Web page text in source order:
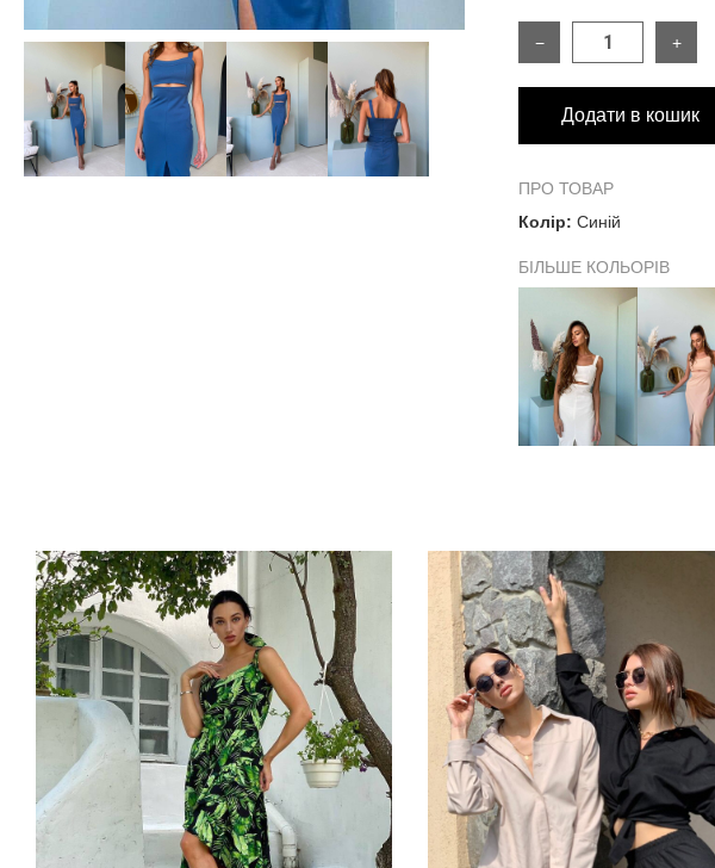
Довжина
− +
Додати в кошик
ПРО ТОВАР
Колір: Синій
БІЛЬШЕ КОЛЬОРІВ